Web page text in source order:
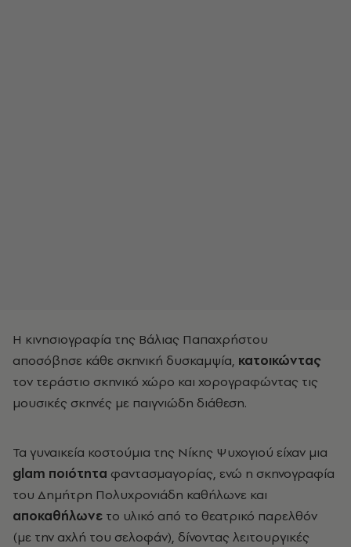
Η κινησιογραφία της Βάλιας Παπαχρήστου
αποσόβησε κάθε σκηνική δυσκαμψία, κατοικώντας
τον τεράστιο σκηνικό χώρο και χορογραφώντας τις
μουσικές σκηνές με παιγνιώδη διάθεση.
Τα γυναικεία κοστούμια της Νίκης Ψυχογιού είχαν μια
glam ποιότητα φαντασμαγορίας, ενώ η σκηνογραφία
του Δημήτρη Πολυχρονιάδη καθήλωνε και
αποκαθήλωνε το υλικό από το θεατρικό παρελθόν
(με την αχλή του σελοφάν), δίνοντας λειτουργικές